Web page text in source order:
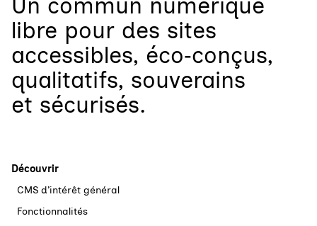
Un commun numérique
libre pour des sites
accessibles, éco‑conçus,
qualitatifs, souverains
et sécurisés.
Découvrir
CMS d’intérêt général
Fonctionnalités